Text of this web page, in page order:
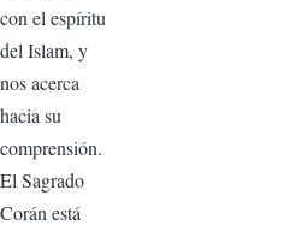
con el espíritu
del Islam, y
nos acerca
hacia su
comprensión.
El Sagrado
Corán está